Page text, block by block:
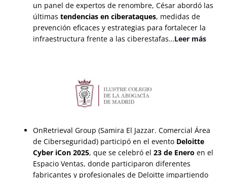
un panel de expertos de renombre, César abordó las
últimas tendencias en ciberataques, medidas de
prevención eficaces y estrategias para fortalecer la
infraestructura frente a las ciberestafas…Leer más
OnRetrieval Group (Samira El Jazzar. Comercial Área
de Ciberseguridad) participó en el evento Deloitte
Cyber iCon 2025, que se celebró el 23 de Enero en el
Espacio Ventas, donde participaron diferentes
fabricantes y profesionales de Deloitte impartiendo